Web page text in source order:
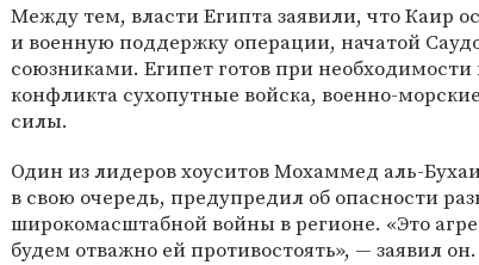
Между тем, власти Египта заявили, что Каир
и военную поддержку операции, начатой
союзниками. Египет готов при необходимости
конфликта сухопутные войска, военно-
силы.
Один из лидеров хоуситов Мохаммед аль-
в свою очередь, предупредил об опасности
широкомасштабной войны в регионе. «Это
будем отважно ей противостоять», — заявил он.